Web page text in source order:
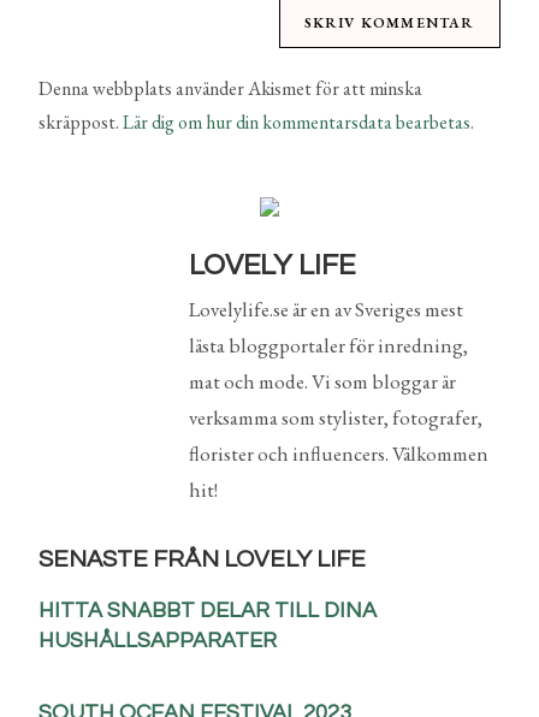
Denna webbplats använder Akismet för att minska
skräppost.Lär dig om hur din kommentarsdata bearbetas.
LOVELY LIFE
Lovelylife.se är en av Sveriges mest
lästa bloggportaler för inredning,
mat och mode. Vi som bloggar är
verksamma som stylister, fotografer,
florister och influencers. Välkommen
hit!
SENASTE FRÅN LOVELY LIFE
HITTA SNABBT DELAR TILL DINA
HUSHÅLLSAPPARATER